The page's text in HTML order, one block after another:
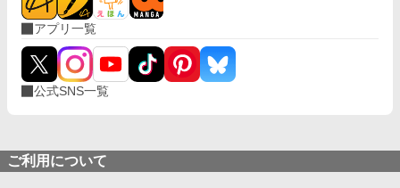
アプリ一覧
公式SNS一覧
ご利用について